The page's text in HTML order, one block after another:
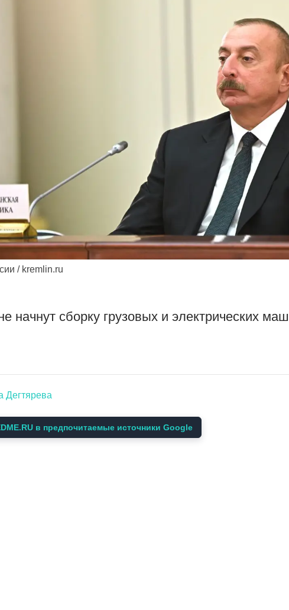
/ kremlin.ru
начнут сборку грузовых и электрических
Дегтярева
в предпочитаемые источники Google